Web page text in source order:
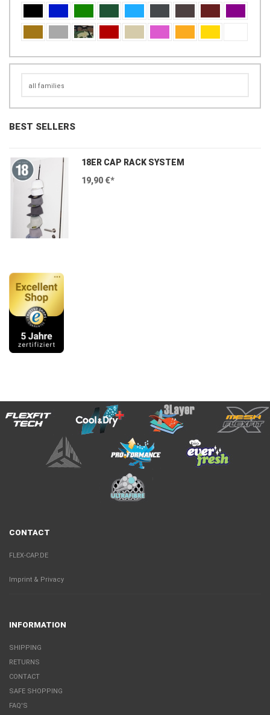
BEST SELLERS
18ER CAP RACK SYSTEM
19,90 €*
CONTACT
FLEX-CAP.DE
Imprint & Privacy
INFORMATION
SHIPPING
RETURNS
CONTACT
SAFE SHOPPING
FAQ'S